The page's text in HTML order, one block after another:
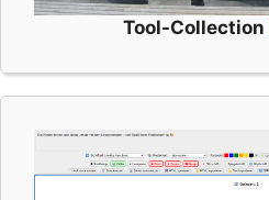
Tool-Collection